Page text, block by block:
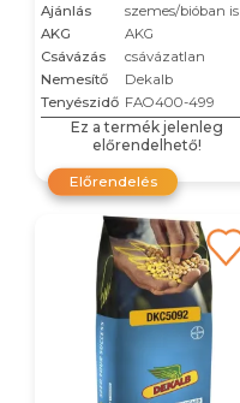
Ajánlás
szemes/bióban is
AKG
AKG
Csávázás
csávázatlan
Nemesítő
Dekalb
Tenyészidő FAO400-499
Ez a termék jelenleg
előrendelhető!
Előrendelés